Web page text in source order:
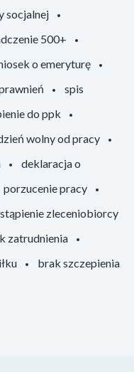
socjalnej
500+
o emeryturę
spis
do ppk
wolny od pracy
deklaracja o
porzucenie pracy
zleceniobiorcy
zatrudnienia
brak szczepienia